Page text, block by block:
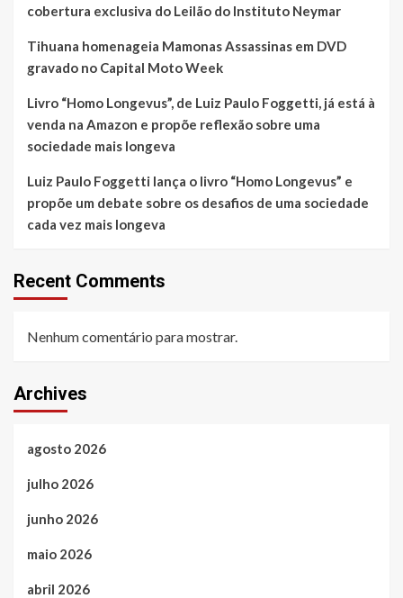
cobertura exclusiva do Leilão do Instituto Neymar
Tihuana homenageia Mamonas Assassinas em DVD
gravado no Capital Moto Week
Livro “Homo Longevus”, de Luiz Paulo Foggetti, já está à
venda na Amazon e propõe reflexão sobre uma
sociedade mais longeva
Luiz Paulo Foggetti lança o livro “Homo Longevus” e
propõe um debate sobre os desafios de uma sociedade
cada vez mais longeva
Recent Comments
Nenhum comentário para mostrar.
Archives
agosto 2026
julho 2026
junho 2026
maio 2026
abril 2026